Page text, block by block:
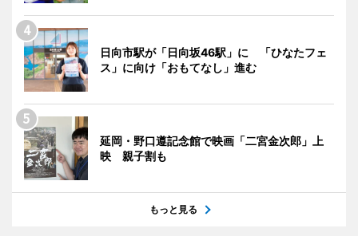
日向市駅が「日向坂46駅」に 「ひなたフェ
ス」に向け「おもてなし」進む
延岡・野口遵記念館で映画「二宮金次郎」上
映 親子割も
もっと見る